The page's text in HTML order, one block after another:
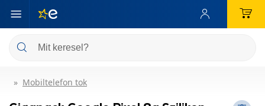
Mobiltelefon tok